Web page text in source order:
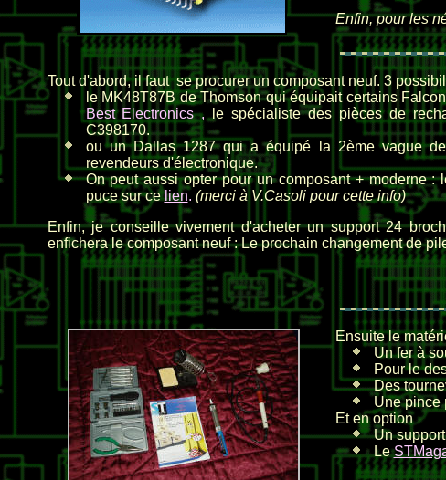
Enfin, pour les
Tout d'abord, il faut se procurer un composant neuf. 3
le MK48T87B de Thomson qui équipait certains
Best Electronics, le spécialiste des pièces de
C398170.
ou un Dallas 1287 qui a équipé la 2ème vague
revendeurs d'électronique.
On peut aussi opter pour un composant + moderne
puce sur celien. (merci à V.Casoli pour cette info)
Enfin, je conseille vivement d'acheter un support 24
enfichera le composant neuf : Le prochain changement de
Ensuite le
Un fer à
Pour le
Des
Une pince
Et en option
Un
Le